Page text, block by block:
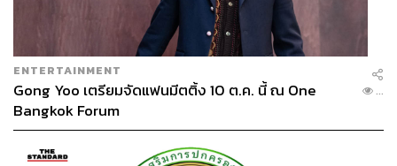
ENTERTAINMENT
Gong Yoo เตรียมจัดแฟนมีตติ้ง 10 ต.ค. นี้ ณ One
Bangkok Forum
...